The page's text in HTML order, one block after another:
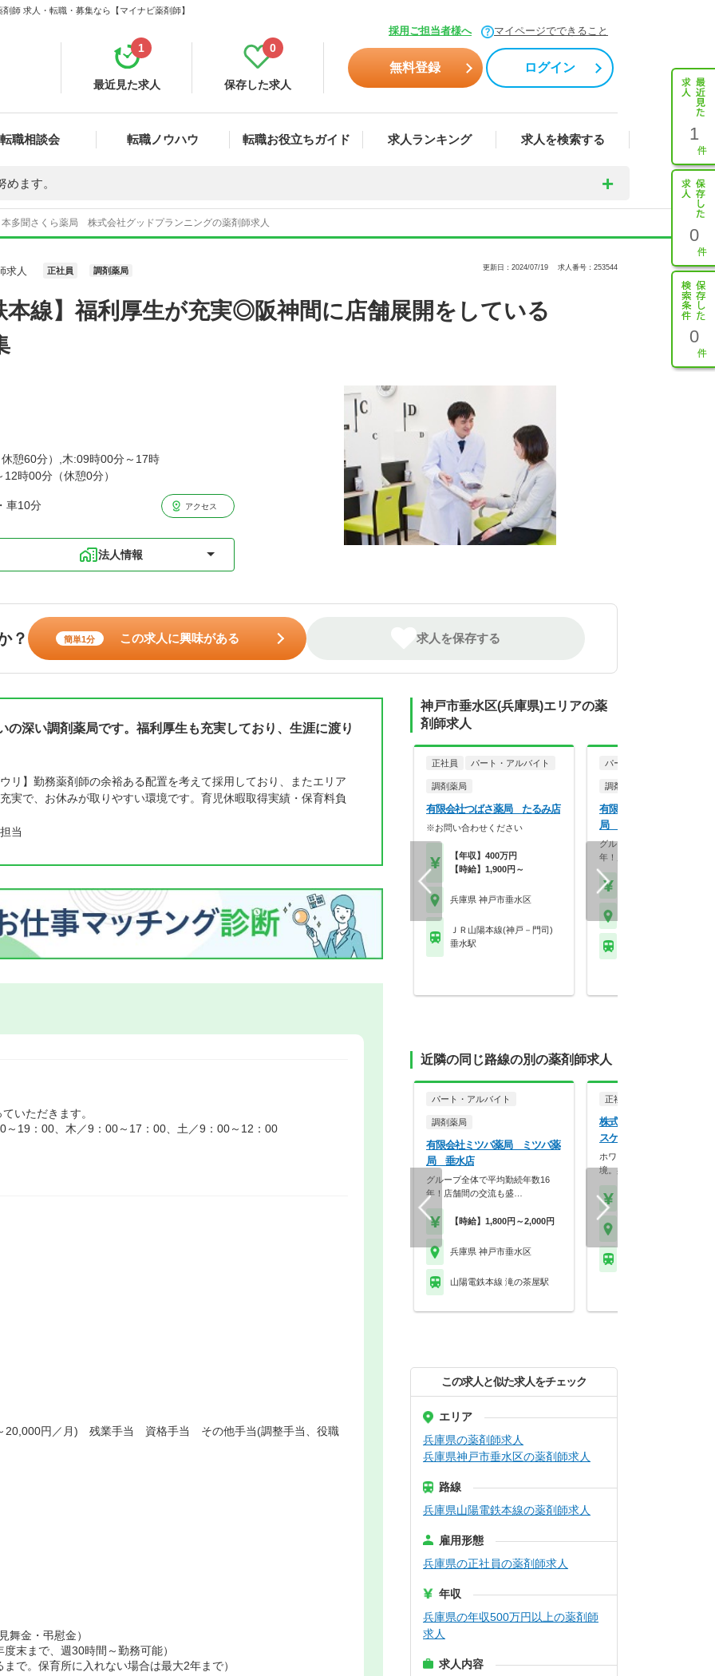
師 求人・転職・募集なら【マイナビ薬剤師】
採用ご担当者様へ マイページでできること
最近見た求人
1
保存した求人
0
無料登録 ログイン
転職相談会 転職ノウハウ 転職お役立ちガイド 求人ランキング 求人を検索する 1
0
0
ます。
本多聞さくら薬局 株式会社グッドプランニングの薬剤師求人
求人 正社員 調剤薬局 更新日：2024/07/19 求人番号：253544
本線】福利厚生が充実◎阪神間に店舗展開をしている
憩60分）,木:09時00分～17時
時00分（休憩0分）
車10分 アクセス
法人情報
？ 簡単1分 この求人に興味がある 求人を保存する
深い調剤薬局です。福利厚生も充実しており、生涯に渡り
リ】勤務薬剤師の余裕ある配置を考えて採用しており、またエリア
実で、お休みが取りやすい環境です。育児休暇取得実績・保育料負
当
いただきます。
～19：00、木／9：00～17：00、土／9：00～12：00
20,000円／月) 残業手当 資格手当 その他手当(調整手当、役職
舞金・弔慰金）
末まで、週30時間～勤務可能）
で。保育所に入れない場合は最大2年まで）
神戸市垂水区(兵庫県)エリアの薬
剤師求人
正社員 パート・アルバイト
調剤薬局
有限会社つばさ薬局 たるみ店
※お問い合わせください
【年収】400万円
【時給】1,900円～
兵庫県 神戸市垂水区
ＪＲ山陽本線(神戸－門司)
垂水駅
パート・アルバイト
調剤薬局
有限会社ミツバ薬局 ミ
局 垂水店
グループ全体で平均勤続年数
年！店舗間の交流も盛…
近隣の同じ路線の別の薬剤師求人
パート・アルバイト
調剤薬局
有限会社ミツバ薬局 ミツバ薬
局 垂水店
グループ全体で平均勤続年数16
年！店舗間の交流も盛…
【時給】1,800円～2,000円
兵庫県 神戸市垂水区
山陽電鉄本線 滝の茶屋駅
正社員
株式会社ココカラファイ
スケア フタツカ薬局 西
ホワイト500認定のクリーン
境。身だしなみの自…
この求人と似た求人をチェック
エリア
兵庫県の薬剤師求人
兵庫県神戸市垂水区の薬剤師求人
路線
兵庫県山陽電鉄本線の薬剤師求人
雇用形態
兵庫県の正社員の薬剤師求人
年収
兵庫県の年収500万円以上の薬剤師
求人
求人内容